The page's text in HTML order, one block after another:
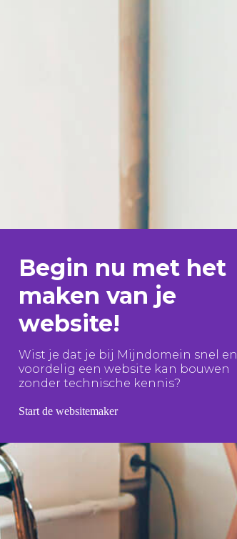
Begin nu met het
maken van je
website!
Wist je dat je bij Mijndomein snel en
voordelig een website kan bouwen
zonder technische kennis?
Start de websitemaker